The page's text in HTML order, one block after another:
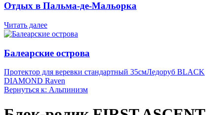
Отдых в Пальма-де-Мальорка
Читать далее
Балеарские острова
Протектор для веревки стандартный 35смЛедоруб BLACK
DIAMOND Raven
Вернуться к: Альпинизм